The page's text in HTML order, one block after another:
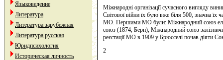
Языковедение
Литература
Литература зарубежная
Литература русская
Юридпсихология
Историческая личность
Міжнародні організації сучасного вигляду
Світової війни їх було вже біля 500, значна їх
МО. Першими МО були: Міжнародний союз
союз (1874, Берн), Міжнародний союз
реєстації МО в 1909 у Брюсселі почав діяти
2